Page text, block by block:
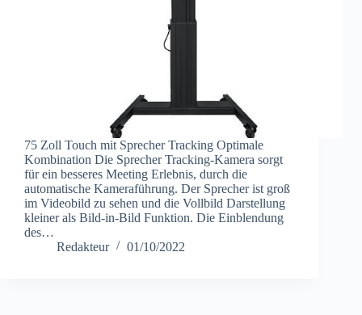
75 Zoll Touch mit Sprecher Tracking Optimale
Kombination Die Sprecher Tracking-Kamera sorgt
für ein besseres Meeting Erlebnis, durch die
automatische Kameraführung. Der Sprecher ist groß
im Videobild zu sehen und die Vollbild Darstellung
kleiner als Bild-in-Bild Funktion. Die Einblendung
des…
Redakteur
01/10/2022